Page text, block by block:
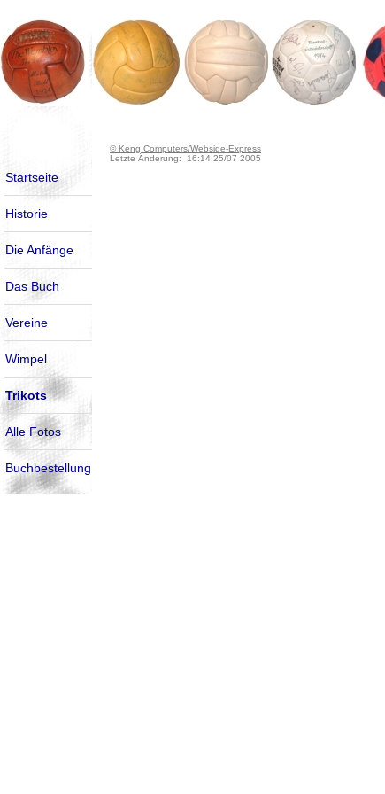
Startseite
Historie
Die Anfänge
Das Buch
Vereine
Wimpel
Trikots
Alle Fotos
Buchbestellung
© Keng Computers/Webside-Express
Letzte Änderung: 16:14 25/07 2005